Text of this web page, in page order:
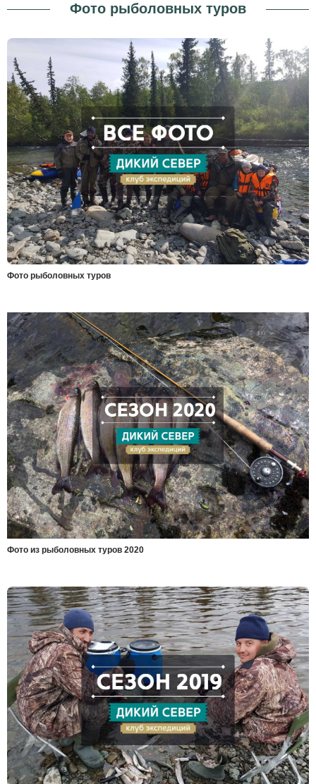
Фото рыболовных туров
Фото рыболовных туров
Фото из рыболовных туров 2020